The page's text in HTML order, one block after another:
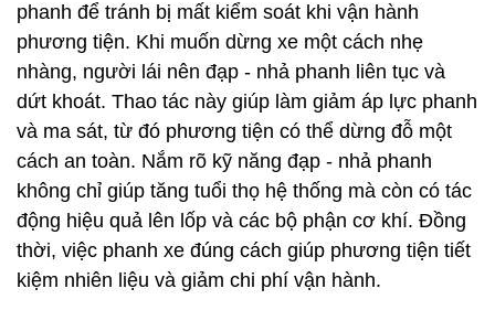
phanh để tránh bị mất kiểm soát khi vận hành
phương tiện. Khi muốn dừng xe một cách nhẹ
nhàng, người lái nên đạp - nhả phanh liên tục và
dứt khoát. Thao tác này giúp làm giảm áp lực phanh
và ma sát, từ đó phương tiện có thể dừng đỗ một
cách an toàn. Nắm rõ kỹ năng đạp - nhả phanh
không chỉ giúp tăng tuổi thọ hệ thống mà còn có tác
động hiệu quả lên lốp và các bộ phận cơ khí. Đồng
thời, việc phanh xe đúng cách giúp phương tiện tiết
kiệm nhiên liệu và giảm chi phí vận hành.